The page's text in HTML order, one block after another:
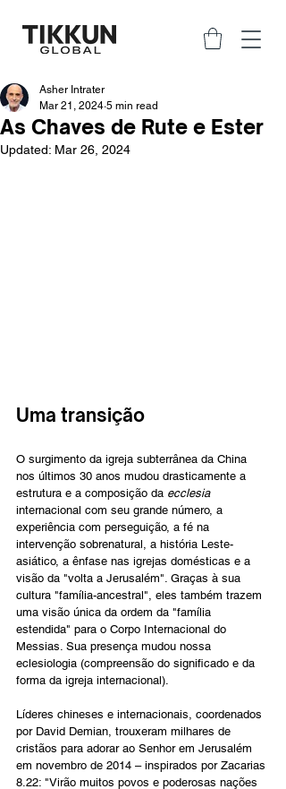
As Chaves de Rute e Ester
Asher Intrater
Mar 21, 2024 5 min read
Updated: Mar 26, 2024
Uma transição
O surgimento da igreja subterrânea da China
nos últimos 30 anos mudou drasticamente a
estrutura e a composição da ecclesia
internacional com seu grande número, a
experiência com perseguição, a fé na
intervenção sobrenatural, a história Leste-
asiático, a ênfase nas igrejas domésticas e a
visão da "volta a Jerusalém". Graças à sua
cultura "família-ancestral", eles também trazem
uma visão única da ordem da "família
estendida" para o Corpo Internacional do
Messias. Sua presença mudou nossa
eclesiologia (compreensão do significado e da
forma da igreja internacional).
Líderes chineses e internacionais, coordenados
por David Demian, trouxeram milhares de
cristãos para adorar ao Senhor em Jerusalém
em novembro de 2014 – inspirados por Zacarias
8.22: "Virão muitos povos e poderosas nações